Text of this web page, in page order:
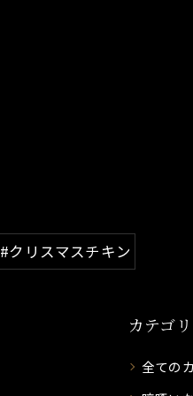
#クリスマスチキン
カテゴ
全ての